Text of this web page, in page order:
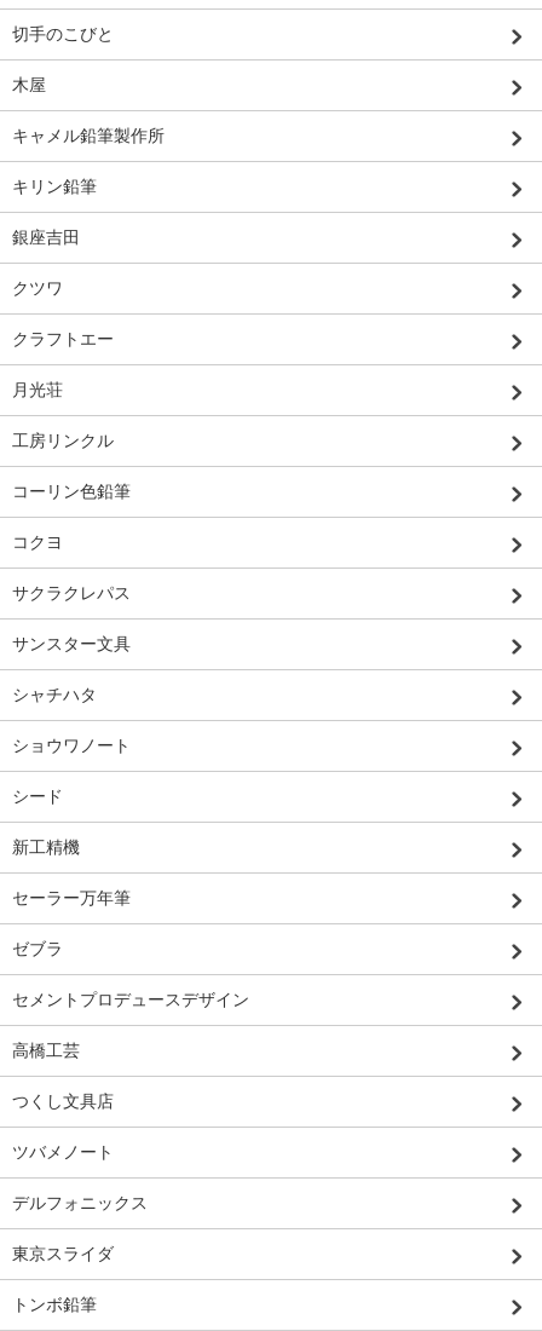
切手のこびと
木屋
キャメル鉛筆製作所
キリン鉛筆
銀座吉田
クツワ
クラフトエー
月光荘
工房リンクル
コーリン色鉛筆
コクヨ
サクラクレパス
サンスター文具
シャチハタ
ショウワノート
シード
新工精機
セーラー万年筆
ゼブラ
セメントプロデュースデザイン
高橋工芸
つくし文具店
ツバメノート
デルフォニックス
東京スライダ
トンボ鉛筆